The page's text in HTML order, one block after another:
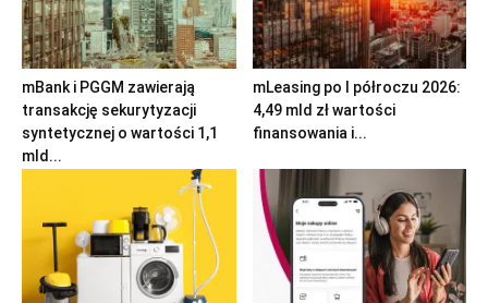
mBank i PGGM zawierają
transakcję sekurytyzacji
syntetycznej o wartości 1,1
mld...
mLeasing po I półroczu 2026:
4,49 mld zł wartości
finansowania i...